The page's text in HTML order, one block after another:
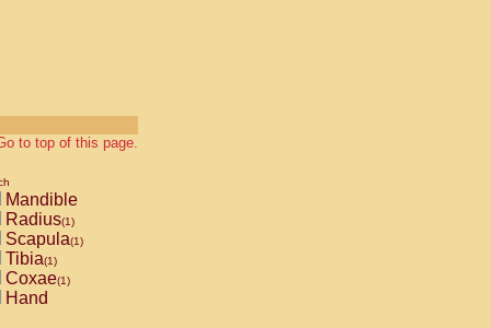
to top of this page.
Mandible
Radius(1)
Scapula(1)
Tibia(1)
Coxae(1)
Hand